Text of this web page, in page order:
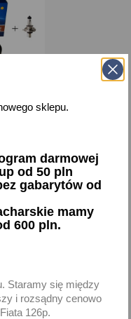
126p
sklepu.
darmowej
od 50 pln
gabarytów od
mamy
600 pln.
Staramy się między
i rozsądny cenowo
126p.